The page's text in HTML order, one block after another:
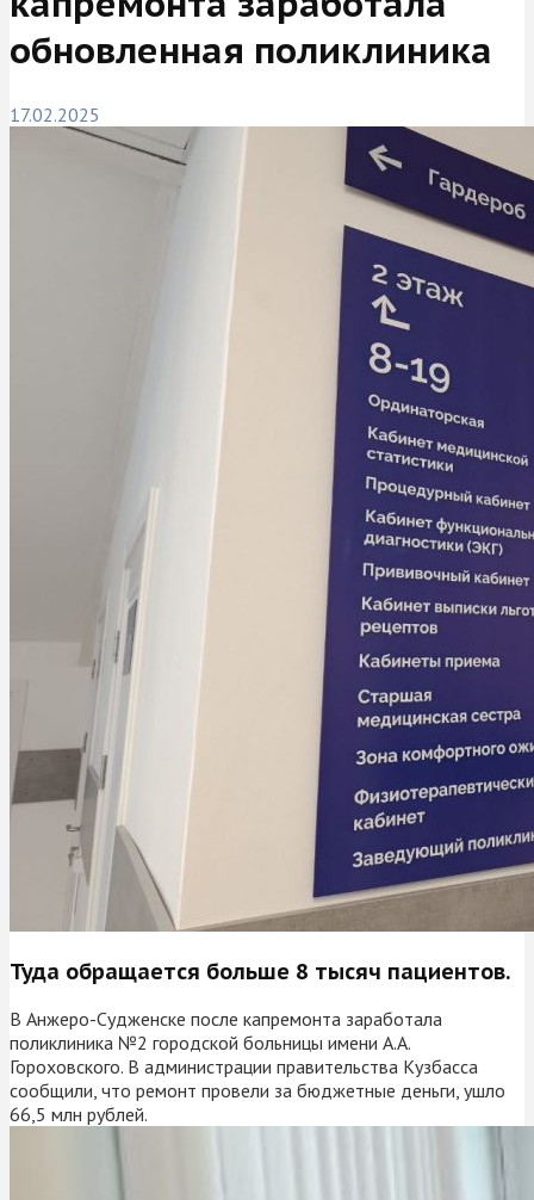
обновленная поликлиника
17.02.2025
Туда обращается больше 8 тысяч пациентов.
В Анжеро-Судженске после капремонта заработала
поликлиника №2 городской больницы имени А.А.
Гороховского. В администрации правительства Кузбасса
сообщили, что ремонт провели за бюджетные деньги, ушло
66,5 млн рублей.